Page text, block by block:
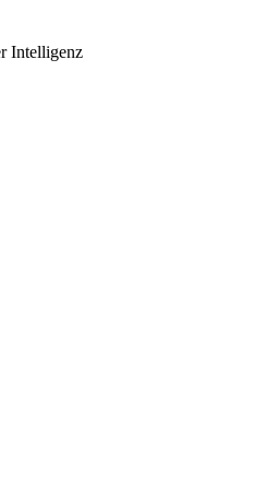
Intelligenz